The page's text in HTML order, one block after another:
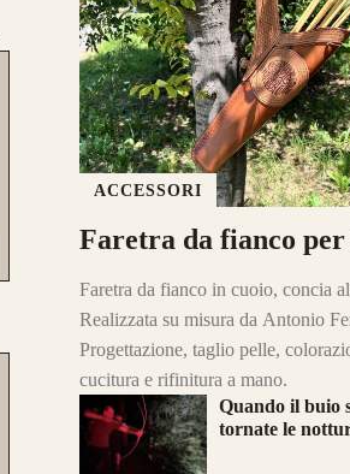
ACCESSORI
Faretra da fianco per
Faretra da fianco in cuoio, concia
Realizzata su misura da Antonio
Progettazione, taglio pelle,
cucitura e rifinitura a mano.
Quando il buio
tornate le